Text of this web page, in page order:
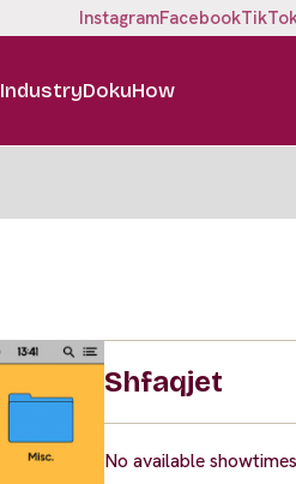
InstagramFacebook
IndustryDokuHow
Shfaqjet
No available